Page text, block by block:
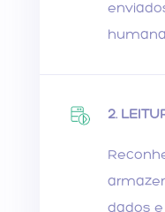
2.
dados e